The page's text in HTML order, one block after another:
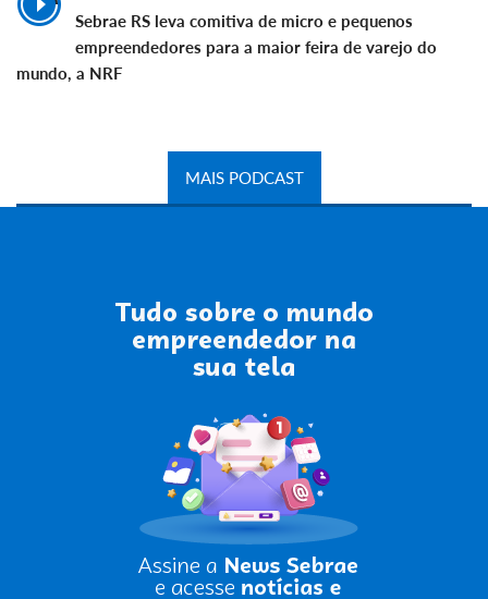
Sebrae RS leva comitiva de micro e pequenos
empreendedores para a maior feira de varejo do
mundo, a NRF
MAIS PODCAST